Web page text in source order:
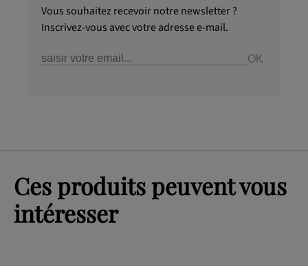
Vous souhaitez recevoir notre newsletter ?
Inscrivez-vous avec votre adresse e-mail.
Ces produits peuvent vous
intéresser